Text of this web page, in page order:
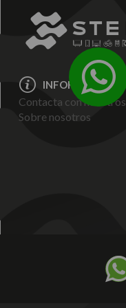
INFORMACIÓN
Contacta con nosotros
Sobre nosotros